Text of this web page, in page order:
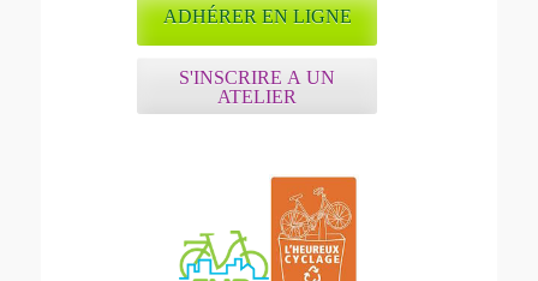
ADHÉRER EN LIGNE
S'INSCRIRE A UN
ATELIER